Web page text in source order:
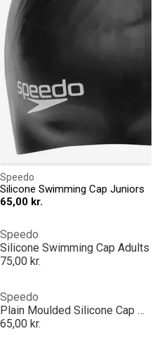
Speedo
Silicone Swimming Cap Juniors
65,00 kr.
Speedo
Silicone Swimming Cap Adults
75,00 kr.
Speedo
Plain Moulded Silicone Cap Red Junior
65,00 kr.